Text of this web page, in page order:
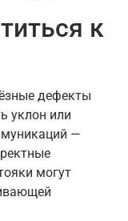
к
дефекты
уклон или
—
могут